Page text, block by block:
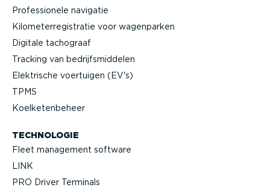
Profes­si­onele navigatie
Kilome­ter­re­gi­stratie voor wagenparken
Digitale tachograaf
Tracking van bedrijfs­mid­delen
Elektrische voertuigen (EV's)
TPMS
Koelke­ten­beheer
TECHNOLOGIE
Fleet management software
LINK
PRO Driver Terminals